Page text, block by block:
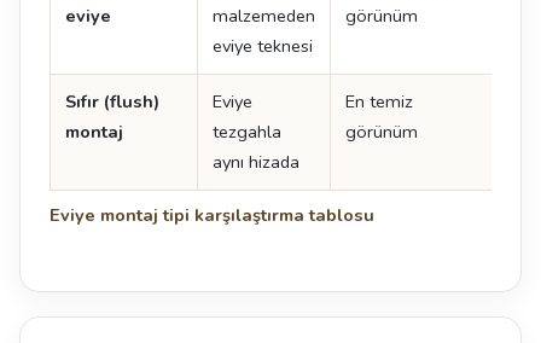
Eviye montaj tipi karşılaştırma tablosu
eviye
malzemeden
eviye teknesi
görünüm
Sıfır (flush)
montaj
Eviye
tezgahla
aynı hizada
En temiz
görünüm